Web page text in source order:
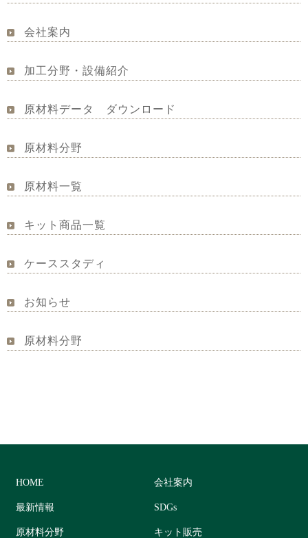
会社案内
加工分野・設備紹介
原材料データ ダウンロード
原材料分野
原材料一覧
キット商品一覧
ケーススタディ
お知らせ
原材料分野
HOME
最新情報
原材料分野
会社案内
SDGs
キット販売